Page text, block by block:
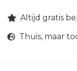
Altijd gratis
Thuis, maar